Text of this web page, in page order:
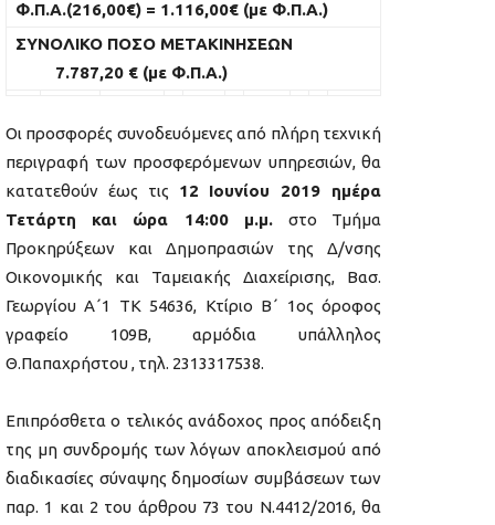
Φ.Π.Α.(216,00€) = 1.116,00€ (με Φ.Π.Α.)
ΣΥΝΟΛΙΚΟ ΠΟΣΟ ΜΕΤΑΚΙΝΗΣΕΩΝ
7.787,20 € (με Φ.Π.Α.)
Οι προσφορές συνοδευόμενες από πλήρη τεχνική
περιγραφή των προσφερόμενων υπηρεσιών, θα
κατατεθούν έως τις 12 Ιουνίου 2019 ημέρα
Τετάρτη
και ώρα 14:00 μ.μ. στο Τμήμα
Προκηρύξεων και Δημοπρασιών της Δ/νσης
Οικονομικής και Ταμειακής Διαχείρισης, Βασ.
Γεωργίου Α΄1 ΤΚ 54636, Κτίριο Β΄ 1ος όροφος
γραφείο 109Β, αρμόδια υπάλληλος
Θ.Παπαχρήστου , τηλ. 2313317538.
Επιπρόσθετα ο τελικός ανάδοχος προς απόδειξη
της μη συνδρομής των λόγων αποκλεισμού από
διαδικασίες σύναψης δημοσίων συμβάσεων των
παρ. 1 και 2 του άρθρου 73 του Ν.4412/2016, θα